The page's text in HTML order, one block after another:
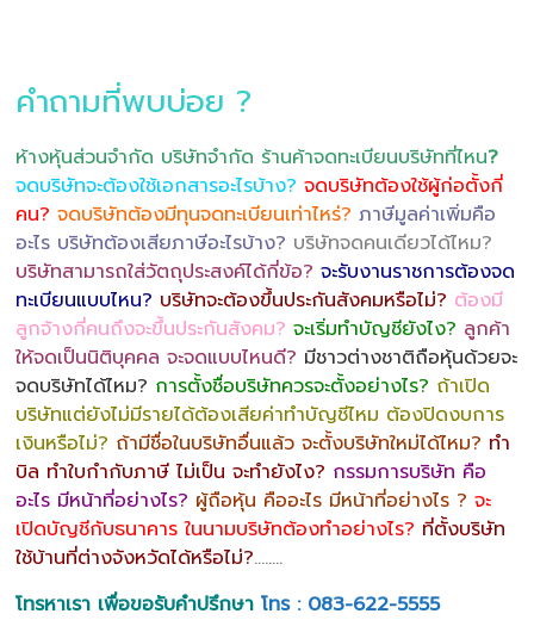
คำถามที่พบบ่อย ?
ห้างหุ้นส่วนจำกัด บริษัทจำกัด ร้านค้าจดทะเบียนบริษัทที่ไหน?
จดบริษัทจะต้องใช้เอกสารอะไรบ้าง? จดบริษัทต้องใช้ผู้ก่อตั้งกี่
คน? จดบริษัทต้องมีทุนจดทะเบียนเท่าไหร่? ภาษีมูลค่าเพิ่มคือ
อะไร บริษัทต้องเสียภาษีอะไรบ้าง? บริษัทจดคนเดียวได้ไหม?
บริษัทสามารถใส่วัตถุประสงค์ได้กี่ข้อ? จะรับงานราชการต้องจด
ทะเบียนแบบไหน? บริษัทจะต้องขึ้นประกันสังคมหรือไม่? ต้องมี
ลูกจ้างกี่คนถึงจะขึ้นประกันสังคม? จะเริ่มทำบัญชียังไง? ลูกค้า
ให้จดเป็นนิติบุคคล จะจดแบบไหนดี? มีชาวต่างชาติถือหุ้นด้วยจะ
จดบริษัทได้ไหม? การตั้งชื่อบริษัทควรจะตั้งอย่างไร? ถ้าเปิด
บริษัทแต่ยังไม่มีรายได้ต้องเสียค่าทำบัญชีไหม ต้องปิดงบการ
เงินหรือไม่? ถ้ามีชื่อในบริษัทอื่นแล้ว จะตั้งบริษัทใหม่ได้ไหม? ทำ
บิล ทำใบกำกับภาษี ไม่เป็น จะทำยังไง? กรรมการบริษัท คือ
อะไร มีหน้าที่อย่างไร? ผู้ถือหุ้น คืออะไร มีหน้าที่อย่างไร ? จะ
เปิดบัญชีกับธนาคาร ในนามบริษัทต้องทำอย่างไร? ที่ตั้งบริษัท
ใช้บ้านที่ต่างจังหวัดได้หรือไม่?……..
โทรหาเรา เพื่อขอรับคำปรึกษา โทร : 083-622-5555